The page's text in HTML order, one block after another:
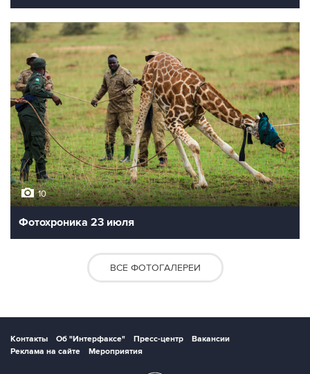
10
Фотохроника 23 июля
ВСЕ ФОТОГАЛЕРЕИ
Контакты Об "Интерфаксе" Пресс-центр
Вакансии
Реклама на сайте
Мероприятия